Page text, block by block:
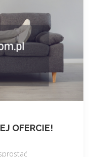
OFERCIE!